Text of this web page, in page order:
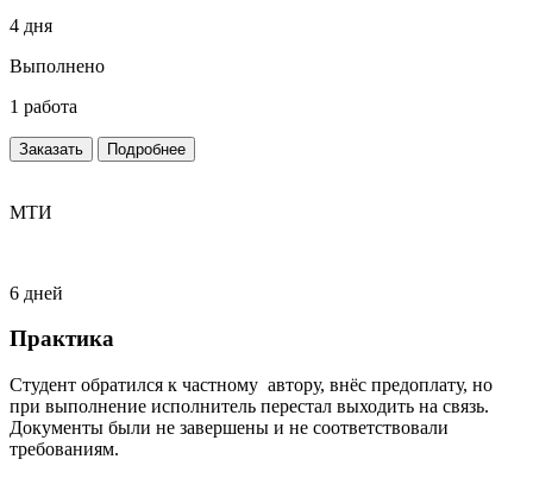
4 дня
Выполнено
1 работа
Заказать Подробнее
МТИ
6 дней
Практика
Студент обратился к частному автору, внёс предоплату, но
при выполнение исполнитель перестал выходить на связь.
Документы были не завершены и не соответствовали
требованиям.